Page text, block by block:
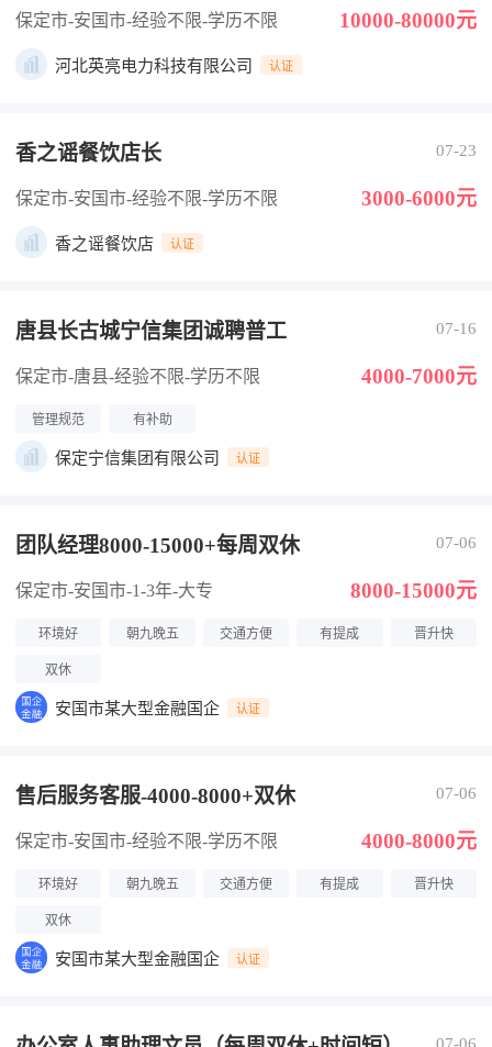
保定市-安国市-经验不限-学历不限 10000-80000元
河北英亮电力科技有限公司 认证
香之谣餐饮店长 07-23
保定市-安国市-经验不限-学历不限 3000-6000元
香之谣餐饮店 认证
唐县长古城宁信集团诚聘普工 07-16
保定市-唐县-经验不限-学历不限 4000-7000元
管理规范 有补助
保定宁信集团有限公司 认证
团队经理8000-15000+每周双休 07-06
保定市-安国市-1-3年-大专 8000-15000元
环境好 朝九晚五 交通方便 有提成 晋升快
双休
安国市某大型金融国企 认证
售后服务客服-4000-8000+双休 07-06
保定市-安国市-经验不限-学历不限 4000-8000元
环境好 朝九晚五 交通方便 有提成 晋升快
双休
安国市某大型金融国企 认证